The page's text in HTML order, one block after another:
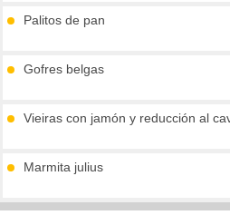
Palitos de pan
Gofres belgas
Vieiras con jamón y reducción al
Marmita julius